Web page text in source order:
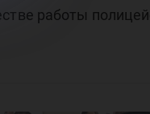
работы